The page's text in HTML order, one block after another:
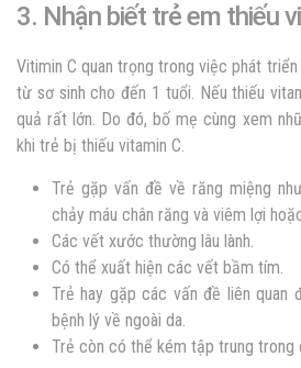
3. Nhận biết trẻ em thiếu
Vitimin C quan trọng trong việc phát
từ sơ sinh cho đến 1 tuổi. Nếu thiếu
quả rất lớn. Do đó, bố mẹ cùng xem
khi trẻ bị thiếu vitamin C.
Trẻ gặp vấn đề về răng miệng
chảy máu chân răng và viêm lợi
Các vết xước thường lâu lành.
Có thể xuất hiện các vết bầm tím.
Trẻ hay gặp các vấn đề liên quan
bệnh lý về ngoài da.
Trẻ còn có thể kém tập trung trong